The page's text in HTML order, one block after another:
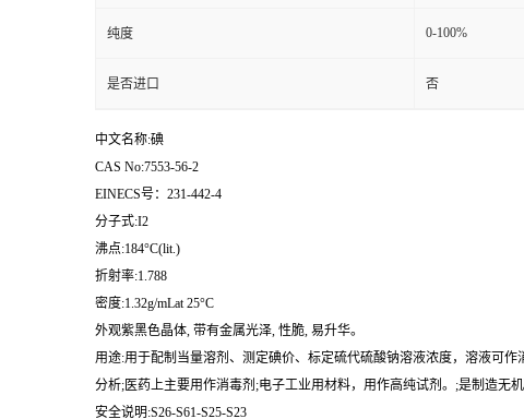
纯度 0-100%
是否进口 否
中文名称:碘
CAS No:7553-56-2
EINECS号：231-442-4
分子式:I2
沸点:184°C(lit.)
折射率:1.788
密度:1.32g/mLat 25°C
外观紫黑色晶体, 带有金属光泽, 性脆, 易升华。
用途:用于配制当量溶剂、测定碘价、标定硫代硫酸钠溶液浓度，溶液可
分析;医药上主要用作消毒剂;电子工业用材料，用作高纯试剂。;是制造无
安全说明:S26-S61-S25-S23